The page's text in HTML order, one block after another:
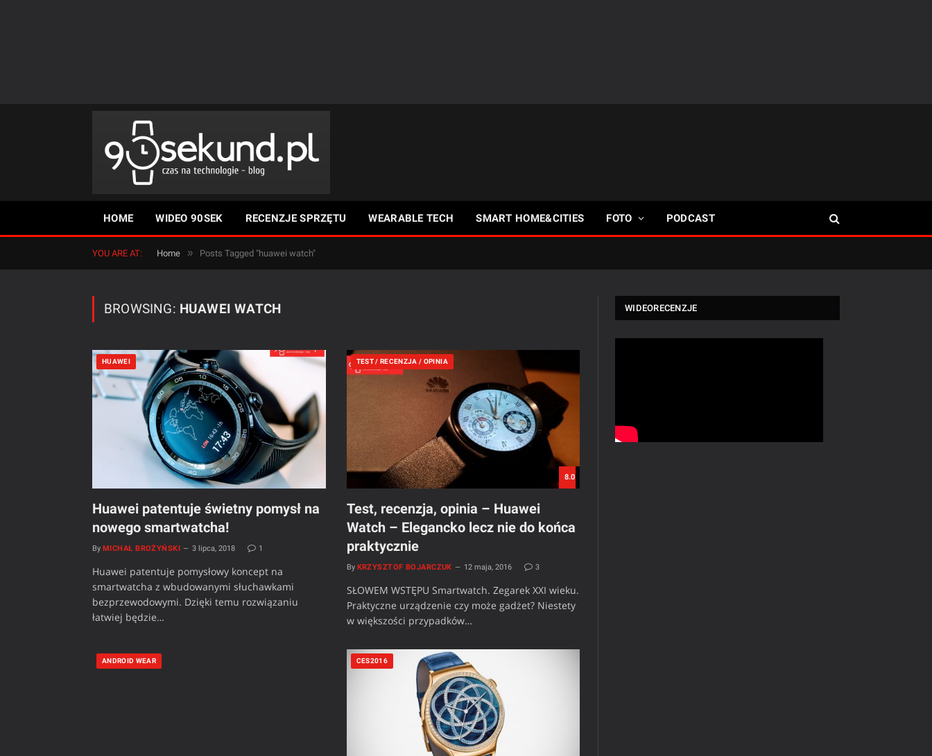
HOME WIDEO 90SEK RECENZJE SPRZĘTU WEARABLE TECH SMART HOME&CITIES FOTO PODCAST
YOU ARE AT: Home » Posts Tagged "huawei watch"
BROWSING: HUAWEI WATCH
HUAWEI
Huawei patentuje świetny pomysł na
nowego smartwatcha!
By MICHAŁ BROŻYŃSKI 3 lipca, 2018 1
Huawei patentuje pomysłowy koncept na
smartwatcha z wbudowanymi słuchawkami
bezprzewodowymi. Dzięki temu rozwiązaniu
łatwiej będzie…
8.0
TEST / RECENZJA / OPINIA
Test, recenzja, opinia – Huawei
Watch – Elegancko lecz nie do końca
praktycznie
By KRZYSZTOF BOJARCZUK 12 maja, 2016 3
SŁOWEM WSTĘPU Smartwatch. Zegarek XXI wieku.
Praktyczne urządzenie czy może gadżet? Niestety
w większości przypadków…
ANDROID WEAR CES2016
WIDEORECENZJE